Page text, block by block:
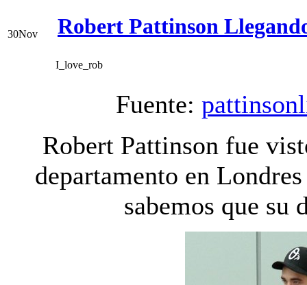
30Nov Robert Pattinson
I_love_rob
Fuente:
Robert Pattinson fue
departamento en
sabemos que su